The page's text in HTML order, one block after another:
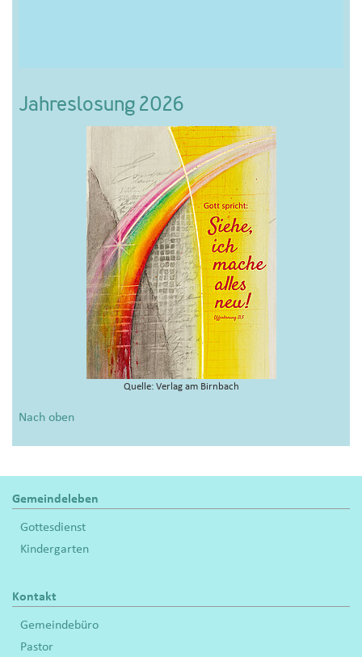
Jahreslosung 2026
Quelle: Verlag am Birnbach
Nach oben
Gemeindeleben
Gottesdienst
Kindergarten
Kontakt
Gemeindebüro
Pastor